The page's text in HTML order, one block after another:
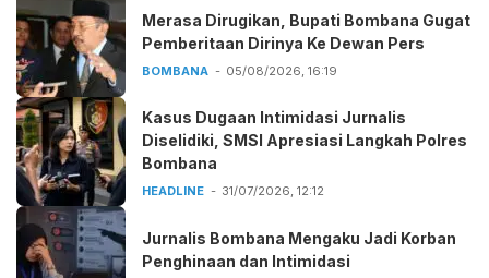
Merasa Dirugikan, Bupati Bombana Gugat
Pemberitaan Dirinya Ke Dewan Pers
BOMBANA 05/08/2026, 16:19
Kasus Dugaan Intimidasi Jurnalis
Diselidiki, SMSI Apresiasi Langkah Polres
Bombana
HEADLINE 31/07/2026, 12:12
Jurnalis Bombana Mengaku Jadi Korban
Penghinaan dan Intimidasi